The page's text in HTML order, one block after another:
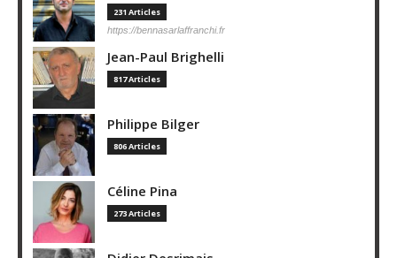
231 Articles
https://bennasarlaffranchi.fr
Jean-Paul Brighelli
817 Articles
Philippe Bilger
806 Articles
Céline Pina
273 Articles